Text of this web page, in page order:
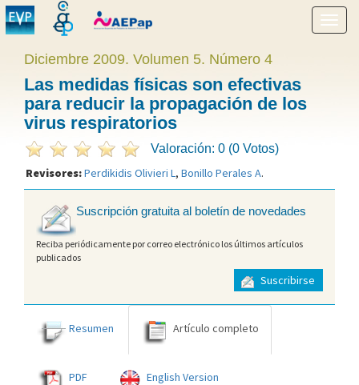
menú
Diciembre 2009. Volumen 5. Número 4
Las medidas físicas son efectivas
para reducir la propagación de los
virus respiratorios
Valoración: 0 (0 Votos)
Revisores:Perdikidis Olivieri L, Bonillo Perales A.
Suscripción gratuita al boletín de novedades
Reciba periódicamente por correo electrónico los últimos artículos
publicados
Suscribirse
Resumen Artículo completo
PDF English Version